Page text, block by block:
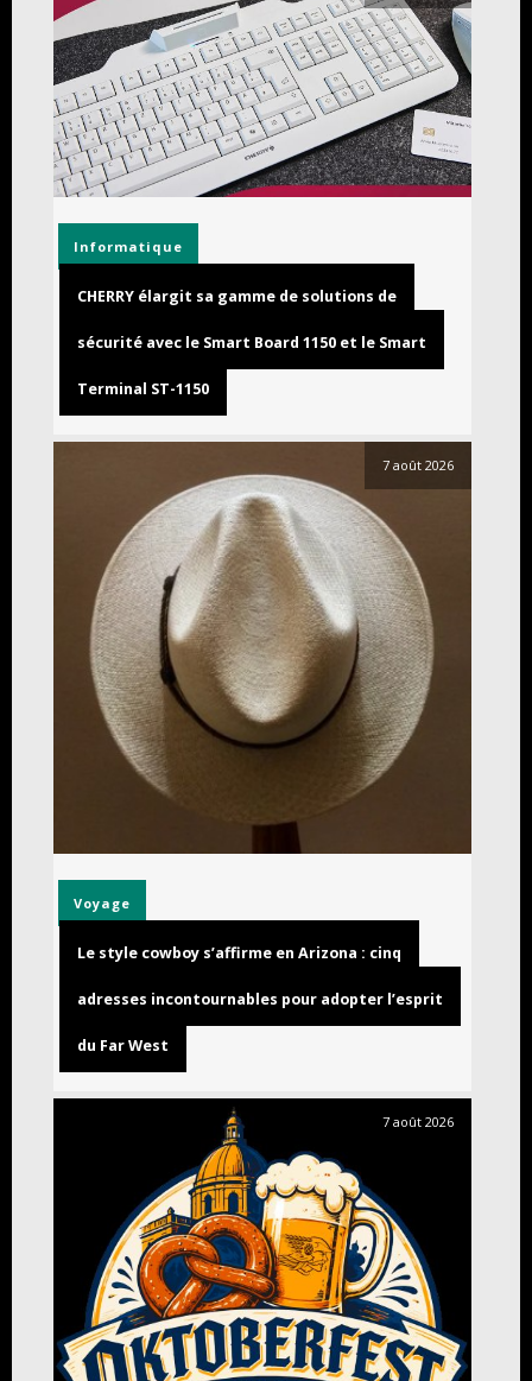
Informatique
CHERRY élargit sa gamme de solutions de
sécurité avec le Smart Board 1150 et le Smart
Terminal ST-1150
7 août 2026
Voyage
Le style cowboy s’affirme en Arizona : cinq
adresses incontournables pour adopter l’esprit
du Far West
7 août 2026